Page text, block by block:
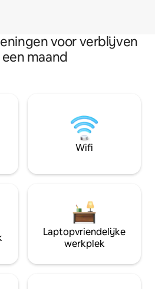
voor verblijven
maand
Wifi
Laptopvriendelijke
werkplek